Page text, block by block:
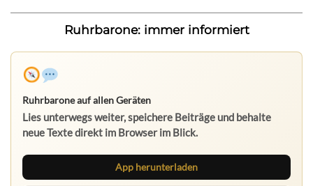
Ruhrbarone: immer informiert
Ruhrbarone auf allen Geräten
Lies unterwegs weiter, speichere Beiträge und behalte
neue Texte direkt im Browser im Blick.
App herunterladen